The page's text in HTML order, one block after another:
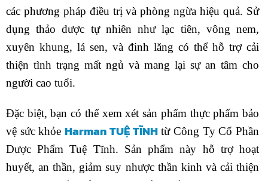
các phương pháp điều trị và phòng ngừa hiệu quả. Sử
dụng thảo dược tự nhiên như lạc tiên, vông nem,
xuyên khung, lá sen, và đinh lăng có thể hỗ trợ cải
thiện tình trạng mất ngủ và mang lại sự an tâm cho
người cao tuổi.
Đặc biệt, bạn có thể xem xét sản phẩm thực phẩm bảo
vệ sức khỏeHarman TUỆ TĨNHtừ Công Ty Cổ Phần
Dược Phẩm Tuệ Tĩnh. Sản phẩm này hỗ trợ hoạt
huyết, an thần, giảm suy nhược thần kinh và cải thiện